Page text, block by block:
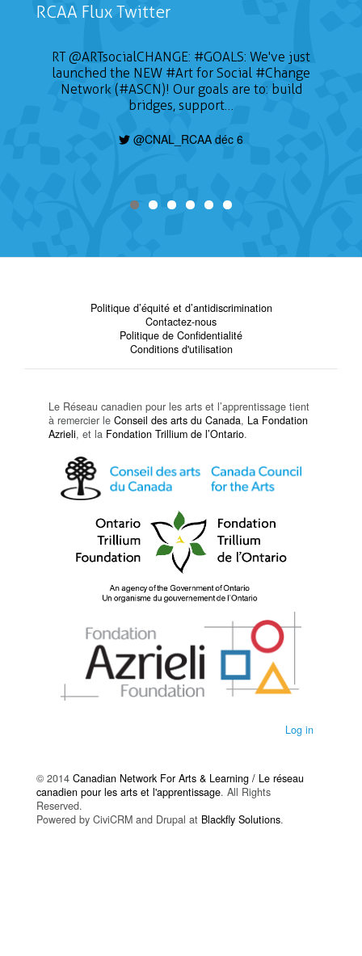
RCAA Flux Twitter
RT@ARTsocialCHANGE: #GOALS: We've just
launched the NEW #Art for Social #Change
Network (#ASCN)! Our goals are to: build
bridges, support…
@CNAL_RCAA déc 6
Politique d’équité et d’antidiscrimination
Contactez-nous
Politique de Confidentialité
Conditions d'utilisation
Le Réseau canadien pour les arts et l’apprentissage tient
à remercier le Conseil des arts du Canada, La Fondation
Azrieli, et la Fondation Trillium de l’Ontario.
Log in
© 2014 Canadian Network For Arts & Learning / Le réseau
canadien pour les arts et l'apprentissage. All Rights
Reserved.
Powered by CiviCRM and Drupal at Blackfly Solutions.